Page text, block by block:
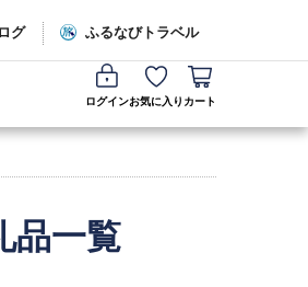
グ ふるなびトラベル
ログインお気に入り カート
品一覧